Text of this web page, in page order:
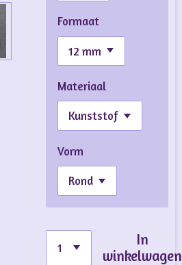
Formaat
Materiaal
Vorm
In
winkelwagen